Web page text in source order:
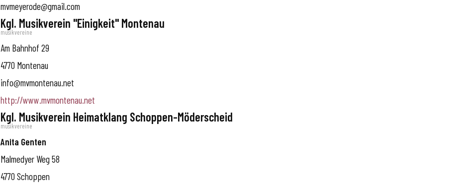
mvmeyerode@gmail.com
Kgl. Musikverein "Einigkeit" Montenau
musikvereine
Am Bahnhof 29
4770 Montenau
info@mvmontenau.net
http://www.mvmontenau.net
Kgl. Musikverein Heimatklang Schoppen-Möderscheid
musikvereine
Anita Genten
Malmedyer Weg 58
4770 Schoppen